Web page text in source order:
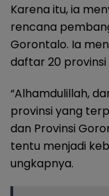
Karena itu, ia
rencana
Gorontalo. Ia
daftar 20
“Alhamdulillah,
provinsi yang
dan Provinsi
tentu menjadi
ungkapnya.